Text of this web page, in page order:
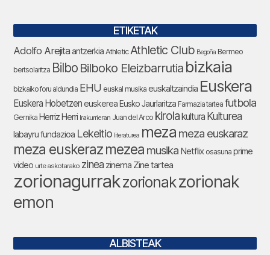
ETIKETAK
Adolfo Arejitaantzerkia Athletic Athletic Club Begoña Bermeo
bertsolaritza Bilbo Bilboko Eleizbarrutia bizkaia
bizkaiko foru aldundia EHU euskal musika euskaltzaindia Euskera
Euskera Hobetzeneuskerea Eusko Jaurlaritza Farmazia tartea futbola
Gernika Herriz Herri Irakurrieran Juan del Arco kirolakultura Kulturea
labayru fundazioa Lekeitio literaturea meza meza euskaraz
meza euskerazmezea musika Netflix osasuna prime
video urte askotarako zinea zinema Zine tartea
zorionagurrakzorionakzorionak
emon
ALBISTEAK